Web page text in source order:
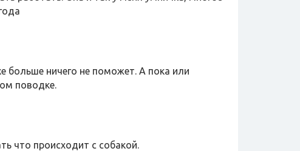
больше ничего не поможет. А пока или
поводке.
что происходит с собакой.